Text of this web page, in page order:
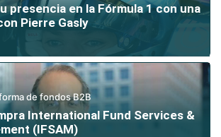
presencia en la Fórmula 1 con una
Pierre Gasly
de fondos B2B
International Fund Services &
(IFSAM)